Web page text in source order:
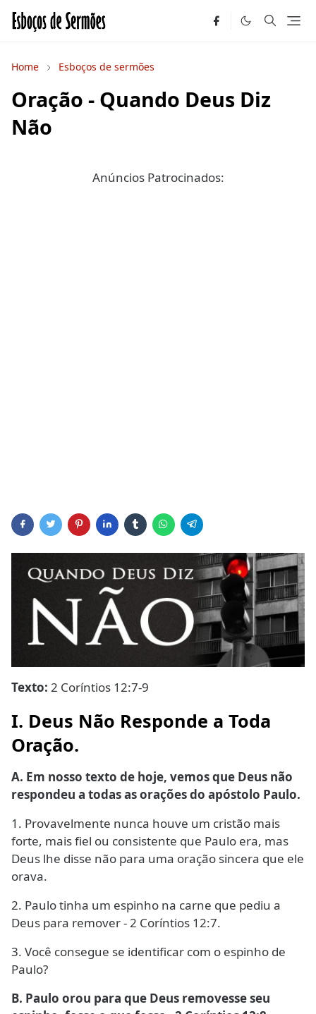
Home Esboços de sermões
Oração - Quando Deus Diz
Não
Anúncios Patrocinados:
Texto: 2 Coríntios 12:7-9
I. Deus Não Responde a Toda
Oração.
A. Em nosso texto de hoje, vemos que Deus não
respondeu a todas as orações do apóstolo Paulo.
1. Provavelmente nunca houve um cristão mais
forte, mais fiel ou consistente que Paulo era, mas
Deus lhe disse não para uma oração sincera que ele
orava.
2. Paulo tinha um espinho na carne que pediu a
Deus para remover - 2 Coríntios 12:7.
3. Você consegue se identificar com o espinho de
Paulo?
B. Paulo orou para que Deus removesse seu